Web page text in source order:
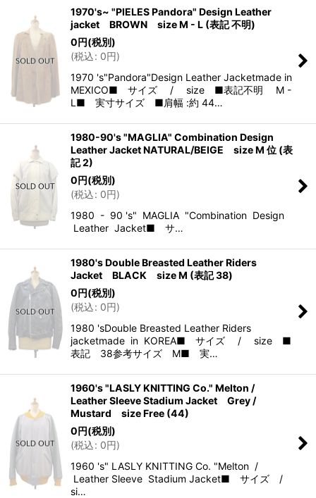
1970's~ "PIELES Pandora" Design Leather
jacket BROWN size M - L (表記 不明)
0円(税別)
(税込: 0円)
1970 's"Pandora"Design Leather Jacketmade in
MEXICO■ サイズ / size ■表記不明 M -
L■ 実寸サイズ ■肩幅 :約 44…
1980-90's "MAGLIA" Combination Design
Leather Jacket NATURAL/BEIGE size M 位 (表
記 2)
0円(税別)
(税込: 0円)
1980 - 90 's" MAGLIA "Combination Design
Leather Jacket■ サ…
1980's Double Breasted Leather Riders
Jacket BLACK size M (表記 38)
0円(税別)
(税込: 0円)
1980 'sDouble Breasted Leather Riders
jacketmade in KOREA■ サイズ / size ■
表記 38参考サイズ M■ 実…
1960's "LASLY KNITTING Co." Melton /
Leather Sleeve Stadium Jacket Grey /
Mustard size Free (44)
0円(税別)
(税込: 0円)
1960 's" LASLY KNITTING Co. "Melton /
Leather Sleeve Stadium Jacket■ サイズ /
si…